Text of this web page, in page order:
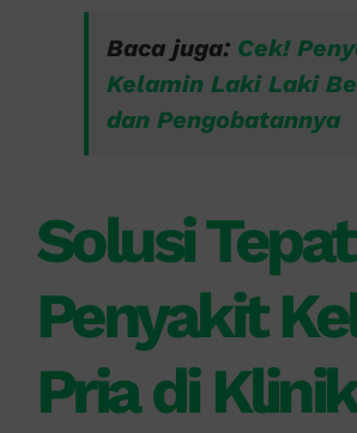
Baca juga: Cek!
Kelamin Laki Laki
dan Pengobatannya
Solusi
Penyakit
Pria di Klinik